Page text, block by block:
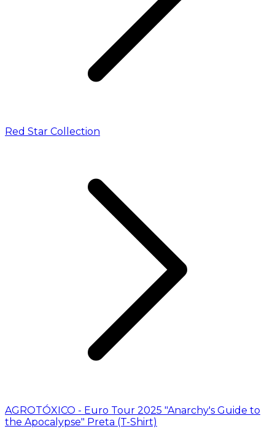
Red Star Collection
AGROTÓXICO - Euro Tour 2025 "Anarchy's Guide to
the Apocalypse" Preta (T-Shirt)